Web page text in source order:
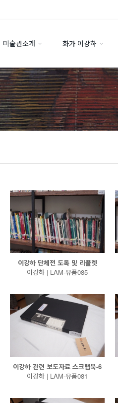
미술관소개 화가 이강하
이강하 단체전 도록 및 리플렛
이강하 | LAM-유품085
이강하 관련 보도자료 스크랩북-6
이강하 | LAM-유품081